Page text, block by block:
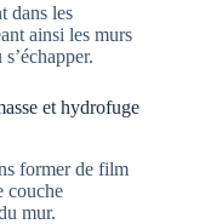
dans les
ainsi les murs
et hydrofuge
former de film
couche
mur.